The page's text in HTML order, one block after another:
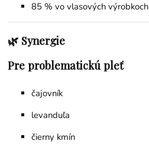
85 % vo vlasových výrobkoch
🌿 Synergie
Pre problematickú pleť
čajovník
levanduľa
čierny kmín